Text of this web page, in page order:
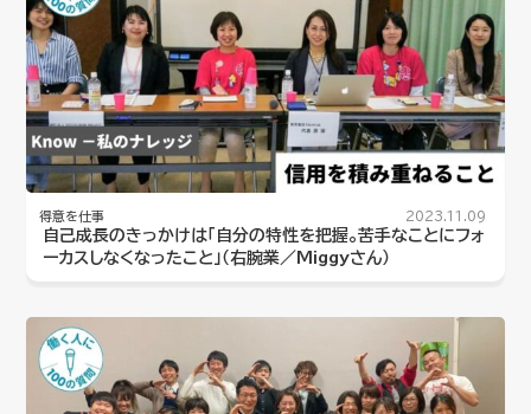
得意を仕事 2023.11.09
自己成長のきっかけは「自分の特性を把握。苦手なことにフォ
ーカスしなくなったこと」（右腕業／Miggyさん）